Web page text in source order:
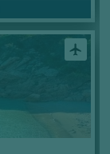
airplanemode_active